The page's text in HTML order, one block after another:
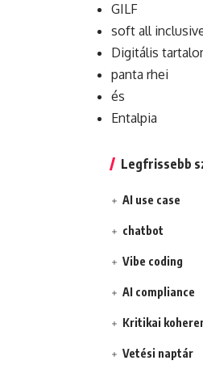
GILF
soft all
Digitális
panta rhei
és
Entalpia
Legfrissebb
AI use case
chatbot
Vibe coding
AI compliance
Kritikai
Vetési naptár